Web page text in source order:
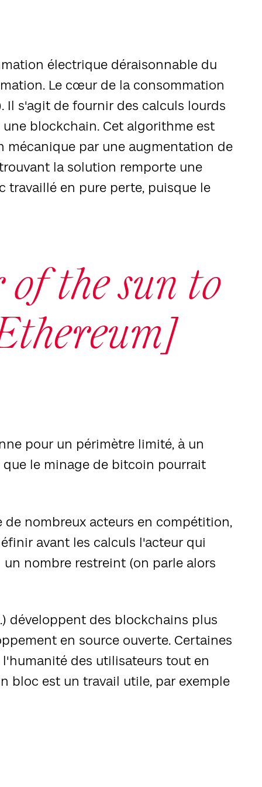
électrique déraisonnable du
Le cœur de la consommation
Il s'agit de fournir des calculs lourds
blockchain. Cet algorithme est
mécanique par une augmentation de
la solution remporte une
travaillé en pure perte, puisque le
of the sun to
pour un périmètre limité, à un
que le minage de bitcoin pourrait
nombreux acteurs en compétition,
avant les calculs l'acteur qui
nombre restreint (on parle alors
développent des blockchains plus
en source ouverte. Certaines
des utilisateurs tout en
bloc est un travail utile, par exemple